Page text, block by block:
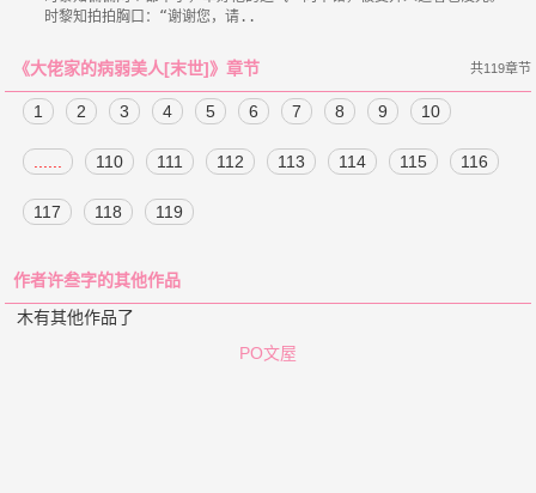
《大佬家的病弱美人[末世]》章节 共119章节
1 2 3 4 5 6 7 8 9 10
110 111 112 113 114 115 116
117 118 119
作者许叁字的其他作品
木有其他作品了
PO文屋